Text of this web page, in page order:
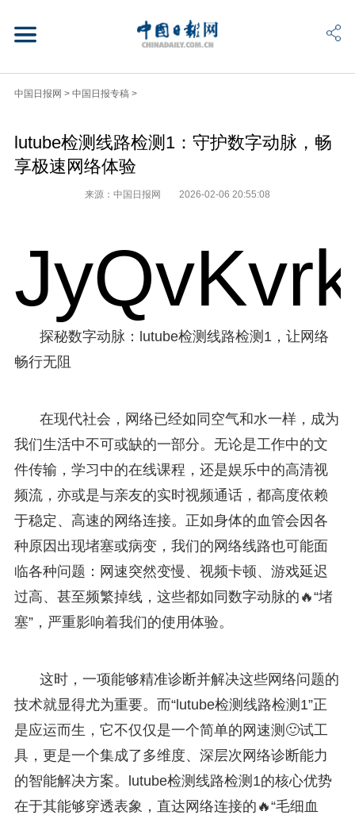
中国日报网 > 中国日报专稿 >
lutube检测线路检测1：守护数字动脉，畅
享极速网络体验
来源：中国日报网 2026-02-06 20:55:08
探秘数字动脉：lutube检测线路检测1，让网络
畅行无阻
在现代社会，网络已经如同空气和水一样，成为
我们生活中不可或缺的一部分。无论是工作中的文
件传输，学习中的在线课程，还是娱乐中的高清视
频流，亦或是与亲友的实时视频通话，都高度依赖
于稳定、高速的网络连接。正如身体的血管会因各
种原因出现堵塞或病变，我们的网络线路也可能面
临各种问题：网速突然变慢、视频卡顿、游戏延迟
过高、甚至频繁掉线，这些都如同数字动脉的🔥“堵
塞”，严重影响着我们的使用体验。
这时，一项能够精准诊断并解决这些网络问题的
技术就显得尤为重要。而“lutube检测线路检测1”正
是应运而生，它不仅仅是一个简单的网速测🙂试工
具，更是一个集成了多维度、深层次网络诊断能力
的智能解决方案。lutube检测线路检测1的核心优势
在于其能够穿透表象，直达网络连接的🔥“毛细血